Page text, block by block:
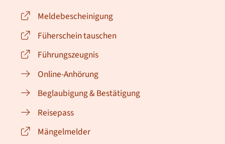
Meldebescheinigung
Füherschein tauschen
Führungszeugnis
Online-Anhörung
Beglaubigung & Bestätigung
Reisepass
Mängelmelder